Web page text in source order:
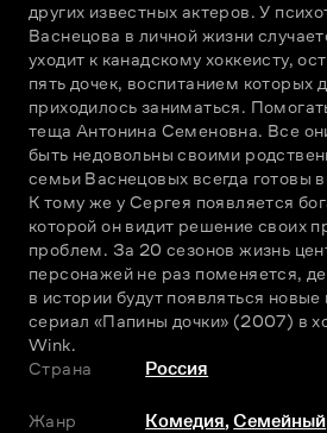
других известных актеров. У
Васнецова в личной жизни
уходит к канадскому хоккеисту,
пять дочек, воспитанием которых
приходилось заниматься.
теща Антонина Семеновна. Все
быть недовольны своими
семьи Васнецовых всегда готовы
К тому же у Сергея появляется
которой он видит решение своих
проблем. За 20 сезонов жизнь
персонажей не раз поменяется,
в истории будут появляться
сериал «Папины дочки» (2007) в
Wink.
Страна
Россия
Жанр Комедия,Семейный